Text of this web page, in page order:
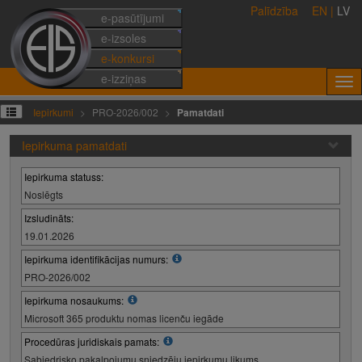
e-pasūtījumi
e-izsoles
e-konkursi
e-izziņas
Palīdzība EN | LV
Iepirkumi PRO-2026/002 Pamatdati
Iepirkuma pamatdati
Iepirkuma statuss:
Noslēgts
Izsludināts:
19.01.2026
Iepirkuma identifikācijas numurs:
PRO-2026/002
Iepirkuma nosaukums:
Microsoft 365 produktu nomas licenču iegāde
Procedūras juridiskais pamats:
Sabiedrisko pakalpojumu sniedzēju iepirkumu likums